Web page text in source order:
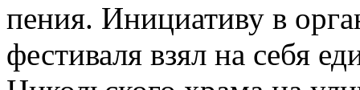
пения. Инициативу в
фестиваля взял на себя